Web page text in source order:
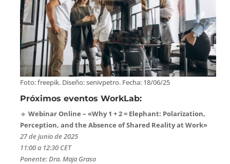
Foto: freepik. Diseño: senivpetro. Fecha: 18/06/25
Próximos eventos WorkLab:
🔹 Webinar Online – «Why 1 + 2 = Elephant: Polarization,
Perception, and the Absence of Shared Reality at Work»
27 de junio de 2025
11:00 a 12:30 CET
Ponente: Dra. Maja Graso